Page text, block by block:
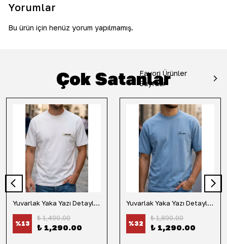
Yorumlar
Bu ürün için henüz yorum yapılmamış.
Çok Satanlar
Favori Ürünler
Sayfası
Yuvarlak Yaka Yazı Detaylı Tişört-Beyaz
%13
₺ 1,490.00
₺ 1,290.00
Yuvarlak Yaka Yazı Detaylı Tişört-Mavi
%32
₺ 1,890.00
₺ 1,290.00